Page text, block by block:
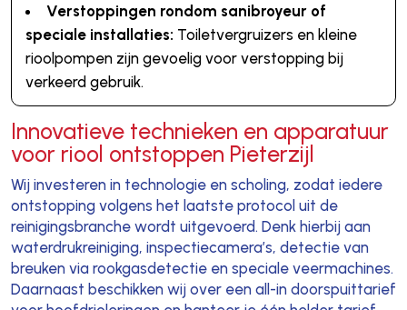
Verstoppingen rondom sanibroyeur of
speciale installaties: Toiletvergruizers en kleine
rioolpompen zijn gevoelig voor verstopping bij
verkeerd gebruik.
Innovatieve technieken en apparatuur
voor riool ontstoppen Pieterzijl
Wij investeren in technologie en scholing, zodat iedere
ontstopping volgens het laatste protocol uit de
reinigingsbranche wordt uitgevoerd. Denk hierbij aan
waterdrukreiniging, inspectiecamera’s, detectie van
breuken via rookgasdetectie en speciale veermachines.
Daarnaast beschikken wij over een all-in doorspuittarief